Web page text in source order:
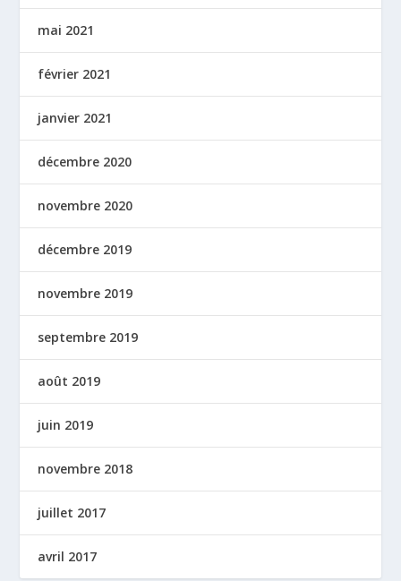
mai 2021
février 2021
janvier 2021
décembre 2020
novembre 2020
décembre 2019
novembre 2019
septembre 2019
août 2019
juin 2019
novembre 2018
juillet 2017
avril 2017